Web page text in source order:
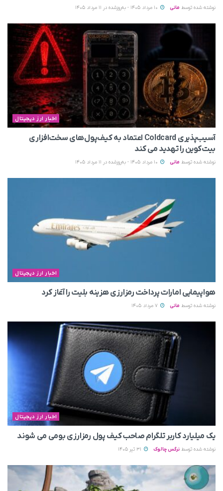
نوشته شده توسط مانی
اخبار ارز دیجیتال
آسیب‌پذیری Coldcard اعتماد به کیف‌پول‌های سخت‌افزاری
بیت‌کوین را تهدید می‌ کند
نوشته شده توسط مانی
اخبار ارز دیجیتال
هواپیمایی امارات پرداخت رمزارزی هزینه بلیت را آغاز کرد
نوشته شده توسط مانی
اخبار ارز دیجیتال
یک میلیارد کاربر تلگرام صاحب کیف پول رمزارزی بومی می‌ شوند
نوشته شده توسط نرگس چالوک